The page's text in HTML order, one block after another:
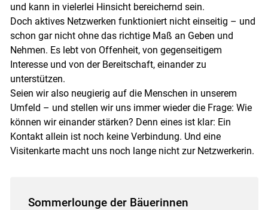
und kann in vielerlei Hinsicht bereichernd sein.
Doch aktives Netzwerken funktioniert nicht einseitig – und
schon gar nicht ohne das richtige Maß an Geben und
Nehmen. Es lebt von Offenheit, von gegenseitigem
Interesse und von der Bereitschaft, einander zu
unterstützen.
Seien wir also neugierig auf die Menschen in unserem
Umfeld – und stellen wir uns immer wieder die Frage: Wie
können wir einander stärken? Denn eines ist klar: Ein
Kontakt allein ist noch keine Verbindung. Und eine
Visitenkarte macht uns noch lange nicht zur Netzwerkerin.
Sommerlounge der Bäuerinnen